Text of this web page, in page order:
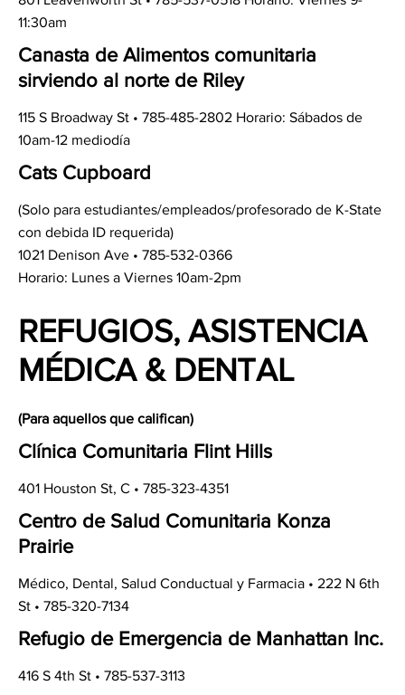
11:30am
Canasta de Alimentos comunitaria
sirviendo al norte de Riley
115 S Broadway St • 785-485-2802 Horario: Sábados de
10am-12 mediodía
Cats Cupboard
(Solo para estudiantes/empleados/profesorado de K-State
con debida ID requerida)
1021 Denison Ave • 785-532-0366
Horario: Lunes a Viernes 10am-2pm
REFUGIOS, ASISTENCIA
MÉDICA & DENTAL
(Para aquellos que califican)
Clínica Comunitaria Flint Hills
401 Houston St, C • 785-323-4351
Centro de Salud Comunitaria Konza
Prairie
Médico, Dental, Salud Conductual y Farmacia • 222 N 6th
St • 785-320-7134
Refugio de Emergencia de Manhattan Inc.
416 S 4th St • 785-537-3113